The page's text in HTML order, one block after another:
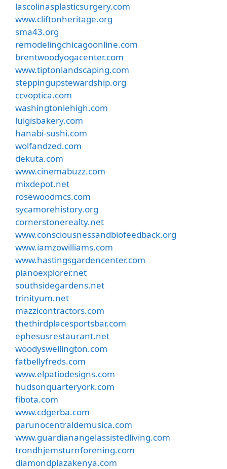
lascolinasplasticsurgery.com
www.cliftonheritage.org
sma43.org
remodelingchicagoonline.com
brentwoodyogacenter.com
www.tiptonlandscaping.com
steppingupstewardship.org
ccvoptica.com
washingtonlehigh.com
luigisbakery.com
hanabi-sushi.com
wolfandzed.com
dekuta.com
www.cinemabuzz.com
mixdepot.net
rosewoodmcs.com
sycamorehistory.org
cornerstonerealty.net
www.consciousnessandbiofeedback.org
www.iamzowilliams.com
www.hastingsgardencenter.com
pianoexplorer.net
southsidegardens.net
trinityum.net
mazzicontractors.com
thethirdplacesportsbar.com
ephesusrestaurant.net
woodyswellington.com
fatbellyfreds.com
www.elpatiodesigns.com
hudsonquarteryork.com
fibota.com
www.cdgerba.com
parunocentraldemusica.com
www.guardianangelassistedliving.com
trondhjemsturnforening.com
diamondplazakenya.com